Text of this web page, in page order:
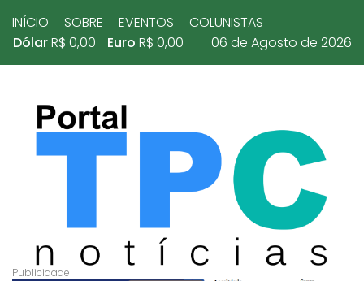
INÍCIO SOBRE EVENTOS
COLUNISTAS
DólarR$ 0,00 Euro R$ 0,00 06 de Agosto de 2026